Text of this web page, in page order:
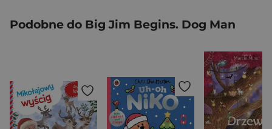
Podobne do Big Jim Begins. Dog Man